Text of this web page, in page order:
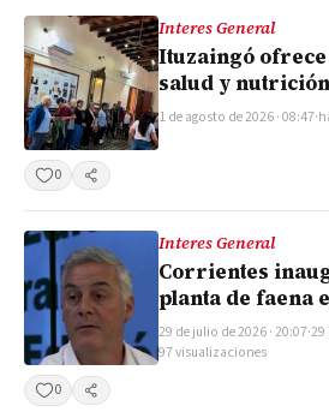
Interes General
Ituzaingó
salud y
1 de agosto de 2026 · 08:47·
0 Compartir
Interes General
Corrientes
planta de faena
29 de julio de 2026 · 20:07·29
97 visualizaciones
0
Compartir